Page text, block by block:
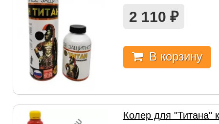
2 110 ₽
В корзину
Колер для "Титана"